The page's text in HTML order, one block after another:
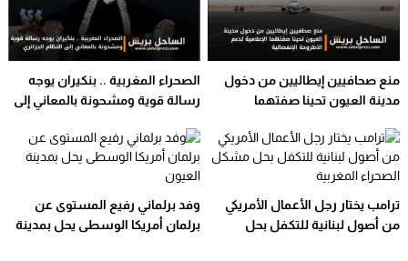
منع صحافيين إيطاليين من دخول
مدينة العيون تحينا صفتهما
الصحراء المغربية .. بنكيران يوجه
رسالة قوية ومشحونة بالمعاني إلى
ترامب يختار رجل الأعمال الأمريكي
من أصول لبنانية للتكفل بحل
وفد برلماني رفيع المستوى عن
برلمان أمريكا الوسطى يحل بمدينة